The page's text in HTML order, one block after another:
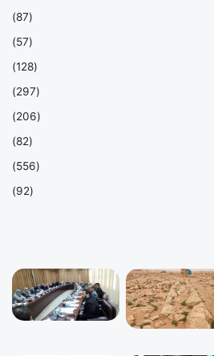
(87)
(57)
(128)
(297)
(206)
(82)
(556)
(92)